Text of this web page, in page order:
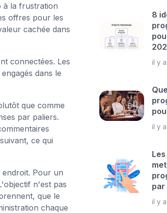
à la frustration
offres pour les
cachée dans
connectées. Les
dans le
que comme
par paliers.
ce qui
endroit. Pour un
n'est pas
que le
chaque
8
il y
il y
il y